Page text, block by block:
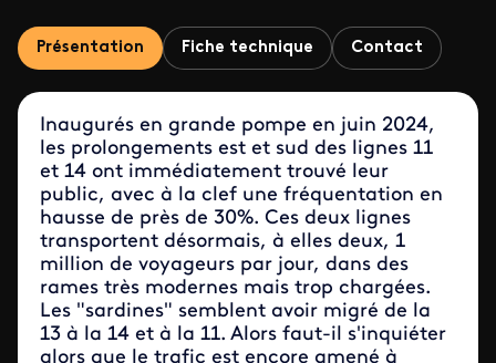
Présentation Fiche technique Contact
Inaugurés en grande pompe en juin 2024,
les prolongements est et sud des lignes 11
et 14 ont immédiatement trouvé leur
public, avec à la clef une fréquentation en
hausse de près de 30%. Ces deux lignes
transportent désormais, à elles deux, 1
million de voyageurs par jour, dans des
rames très modernes mais trop chargées.
Les "sardines" semblent avoir migré de la
13 à la 14 et à la 11. Alors faut-il s'inquiéter
alors que le trafic est encore amené à